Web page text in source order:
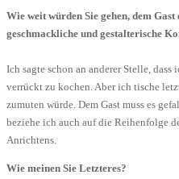
Wie weit würden Sie gehen, dem Gast
geschmackliche und gestalterische
Ich sagte schon an anderer Stelle,
verrückt zu kochen. Aber ich tische
zumuten würde. Dem Gast muss es
beziehe ich auch auf die Reihenfolge
Anrichtens.
Wie meinen Sie Letzteres?